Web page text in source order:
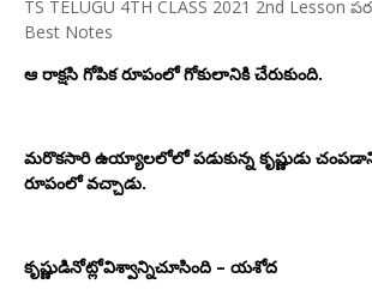
TS TELUGU 4TH CLASS 2021 2nd
Best Notes
ఆ రాక్షసి గోపిక రూపంలో గోకులానికి చేరుకుంది.
మరొకసారి ఉయ్యాలలోలో పడుకున్న కృష్ణుడు
రూపంలో వచ్చాడు.
కృష్ణుడినోట్లోవిశ్వాన్నిచూసింది – యశోద